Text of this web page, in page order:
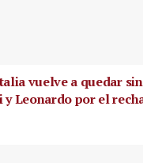
vuelve a quedar
Leonardo por el